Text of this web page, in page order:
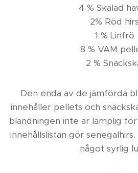
4 % Skalad
2% Röd hirs
1 % Linfrö
8 % VAM
2 %
Den enda av de jämförda
innehåller pellets och
blandningen inte är lämplig
innehållslistan gör
något syrlig